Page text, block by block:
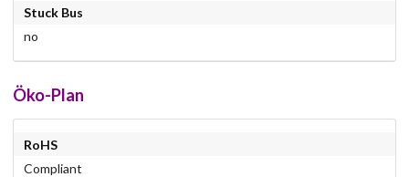
Stuck Bus
no
Öko-Plan
RoHS
Compliant